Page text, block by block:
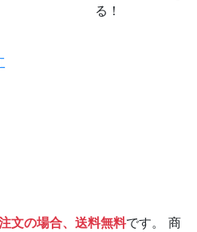
る！
文の場合、送料無料です。 商